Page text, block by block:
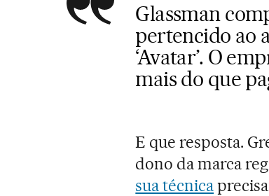
Glassman
pertencido ao
‘Avatar’. O
mais do que
E que resposta.
dono da marca
sua técnica